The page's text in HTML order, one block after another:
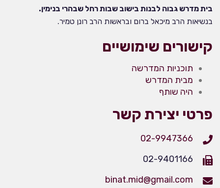
בית מדרש גבוה לבנות בישוב שבות רחל שבהרי בנימין.
בנשיאות הרב מיכאל ברום ובראשות הרב רונן טמיר.
קישורים שימושיים
תוכניות המדרשה
מבית המדרש
היה שותף
פרטי יצירת קשר
02-9947366
02-9401166
binat.mid@gmail.com